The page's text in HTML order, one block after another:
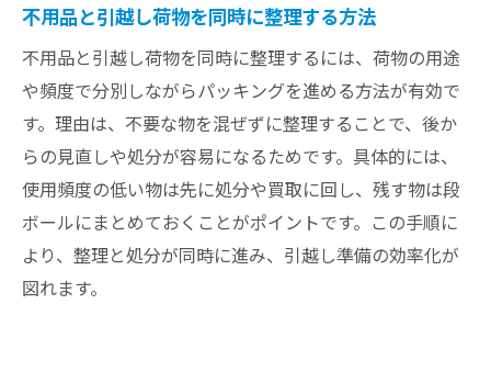
不用品と引越し荷物を同時に整理する方法
不用品と引越し荷物を同時に整理するには、荷物の用途
や頻度で分別しながらパッキングを進める方法が有効で
す。理由は、不要な物を混ぜずに整理することで、後か
らの見直しや処分が容易になるためです。具体的には、
使用頻度の低い物は先に処分や買取に回し、残す物は段
ボールにまとめておくことがポイントです。この手順に
より、整理と処分が同時に進み、引越し準備の効率化が
図れます。